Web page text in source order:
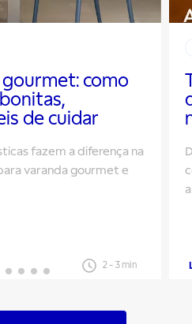
gourmet: como
de cuidar
fazem a diferença na
varanda gourmet e
2- 3 min